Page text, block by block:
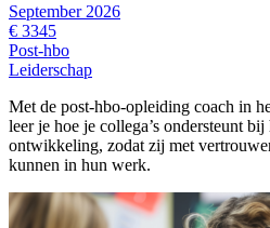
September 2026
€ 3345
Post-hbo
Leiderschap
Met de post-hbo-opleiding coach in
leer je hoe je collega’s ondersteunt
ontwikkeling, zodat zij met
kunnen in hun werk.